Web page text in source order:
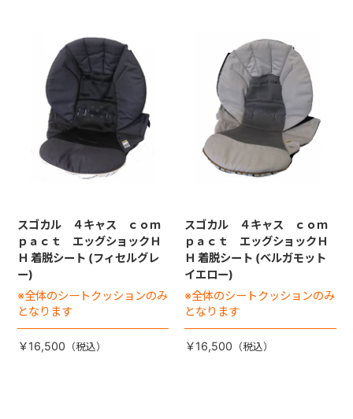
スゴカル ４キャス ｃｏｍ
ｐａｃｔ エッグショックＨ
Ｈ 着脱シート (フィセルグレ
ー)
※全体のシートクッションのみ
となります
￥16,500
スゴカル ４キャス ｃｏｍ
ｐａｃｔ エッグショックＨ
Ｈ 着脱シート (ベルガモット
イエロー)
※全体のシートクッションのみ
となります
￥16,500